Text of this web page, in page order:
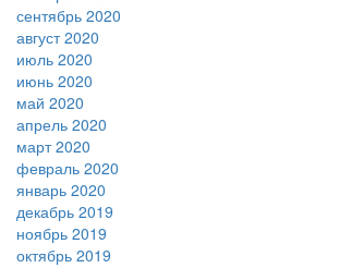
сентябрь 2020
август 2020
июль 2020
июнь 2020
май 2020
апрель 2020
март 2020
февраль 2020
январь 2020
декабрь 2019
ноябрь 2019
октябрь 2019